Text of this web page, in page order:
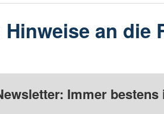
Hinweise an die
Immer